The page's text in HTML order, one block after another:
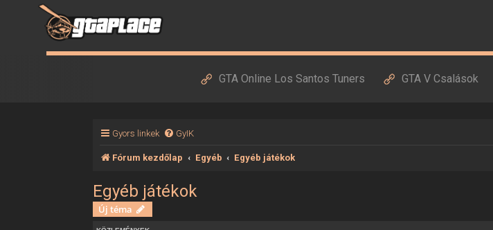
GTA Online Los Santos Tuners GTA V Csalások
Gyors linkek GyIK
Fórum kezdőlap Egyéb Egyéb játékok
Egyéb játékok
Új téma